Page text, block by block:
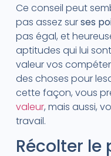
Ce conseil peut
pas assez surses
pas égal, et
aptitudes qui lui
valeur vos
des choses pour
cette façon, vous
valeur, mais aussi,
travail.
Récolter le